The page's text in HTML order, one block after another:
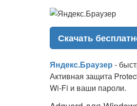
Скачать
Яндекс.Браузер -
Активная защита
Wi-Fi и ваши пароли.